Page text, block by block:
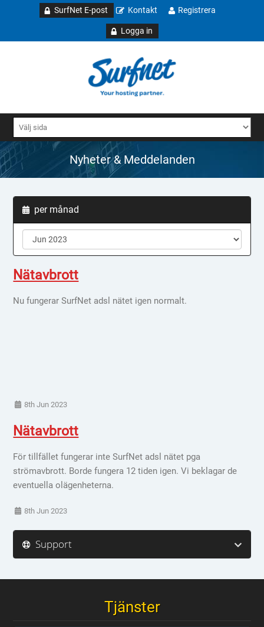
SurfNet E-post Kontakt Registrera
Logga in
Nyheter & Meddelanden
per månad
Nätavbrott
Nu fungerar SurfNet adsl nätet igen normalt.
8th Jun 2023
Nätavbrott
För tillfället fungerar inte SurfNet adsl nätet pga
strömavbrott. Borde fungera 12 tiden igen. Vi beklagar de
eventuella olägenheterna.
8th Jun 2023
Support
Tjänster